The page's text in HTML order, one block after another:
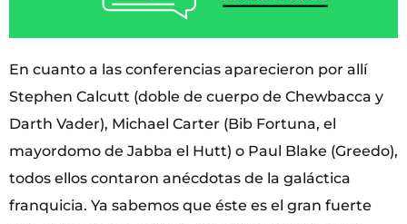
En cuanto a las conferencias aparecieron por allí
Stephen Calcutt (doble de cuerpo de Chewbacca y
Darth Vader), Michael Carter (Bib Fortuna, el
mayordomo de Jabba el Hutt) o Paul Blake (Greedo),
todos ellos contaron anécdotas de la galáctica
franquicia. Ya sabemos que éste es el gran fuerte